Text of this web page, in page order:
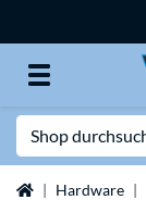
StartseiteHardware